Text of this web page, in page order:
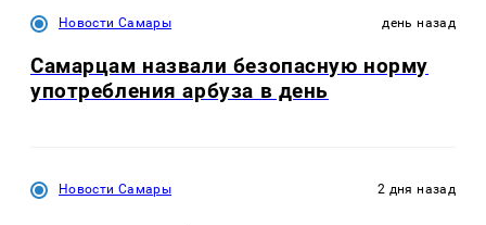
Новости Самары день назад
Самарцам назвали безопасную норму
употребления арбуза в день
Новости Самары 2 дня назад